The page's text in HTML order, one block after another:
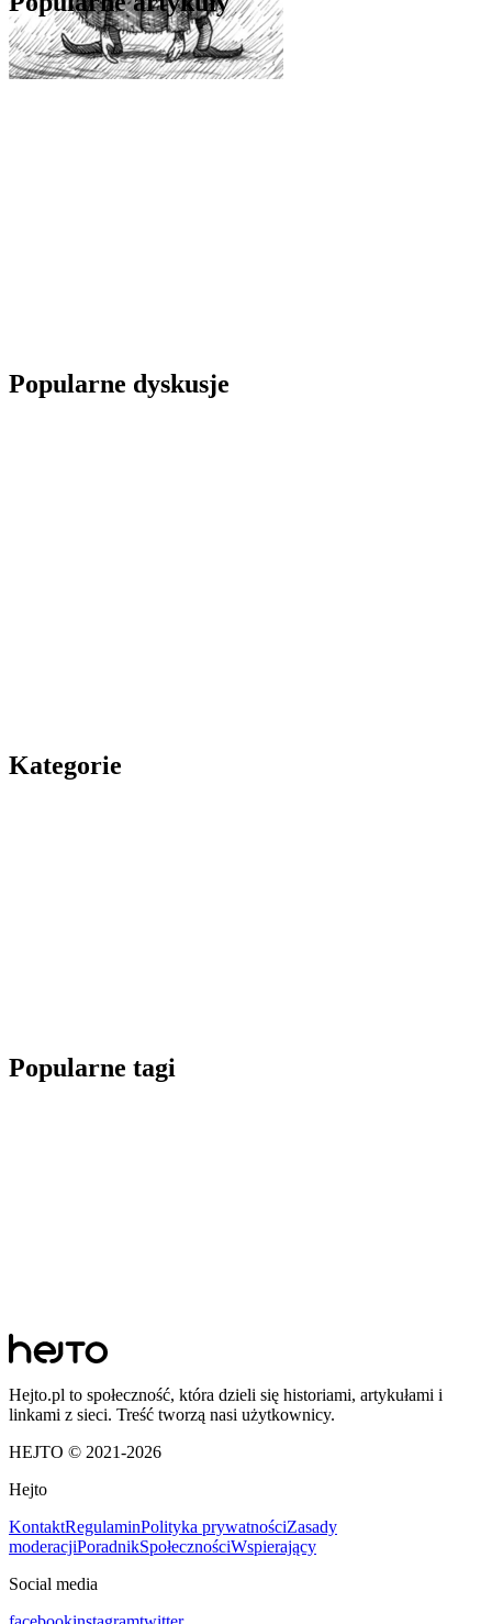
Popularne dyskusje
Kategorie
Popularne tagi
Hejto.pl to społeczność, która dzieli się historiami, artykułami i
linkami z sieci. Treść tworzą nasi użytkownicy.
HEJTO © 2021-2026
Hejto
KontaktRegulaminPolityka prywatnościZasady
moderacjiPoradnikSpołecznościWspierający
Social media